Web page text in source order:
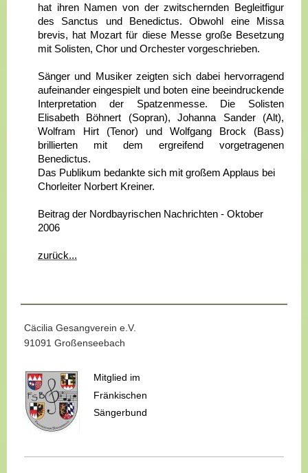
hat ihren Namen von der zwitschernden Begleitfigur
des Sanctus und Benedictus. Obwohl eine Missa
brevis, hat Mozart für diese Messe große Besetzung
mit Solisten, Chor und Orchester vorgeschrieben.
Sänger und Musiker zeigten sich dabei hervorragend
aufeinander eingespielt und boten eine beeindruckende
Interpretation der Spatzenmesse. Die Solisten
Elisabeth Böhnert (Sopran), Johanna Sander (Alt),
Wolfram Hirt (Tenor) und Wolfgang Brock (Bass)
brillierten mit dem ergreifend vorgetragenen
Benedictus.
Das Publikum bedankte sich mit großem Applaus bei
Chorleiter Norbert Kreiner.
Beitrag der Nordbayrischen Nachrichten - Oktober
2006
zurück...
Cäcilia Gesangverein e.V.
91091 Großenseebach
Mitglied im
Fränkischen
Sängerbund